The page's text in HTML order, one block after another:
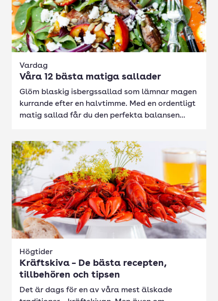
Vardag
Våra 12 bästa matiga sallader
Glöm blaskig isbergssallad som lämnar magen
kurrande efter en halvtimme. Med en ordentligt
matig sallad får du den perfekta balansen...
Högtider
Kräftskiva – De bästa recepten,
tillbehören och tipsen
Det är dags för en av våra mest älskade